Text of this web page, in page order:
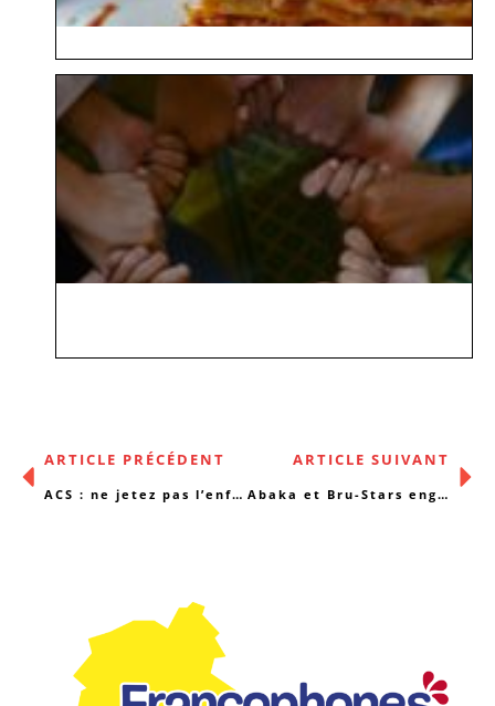
ARTICLE PRÉCÉDENT
ACS : ne jetez pas l’enfant avec la 6ème réforme de l’Etat !
ARTICLE SUIVANT
Abaka et Bru-Stars engagent